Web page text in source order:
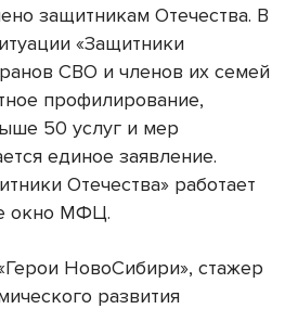
защитникам Отечества. В
«Защитники
СВО и членов их семей
профилирование,
50 услуг и мер
единое заявление.
Отечества» работает
окно МФЦ.
НовоСибири», стажер
развития